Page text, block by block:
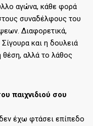
αγώνα, κάθε φορά
συναδέλφους του
Διαφορετικά,
και η δουλειά
θέση, αλλά το λάθος
παιχνιδιού σου
έχω φτάσει επίπεδο